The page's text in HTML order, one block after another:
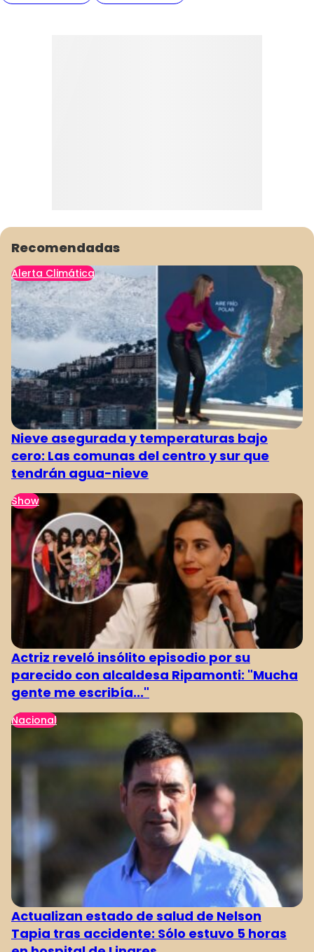
Recomendadas
Alerta Climática
Nieve asegurada y temperaturas bajo
cero: Las comunas del centro y sur que
tendrán agua-nieve
Show
Actriz reveló insólito episodio por su
parecido con alcaldesa Ripamonti: "Mucha
gente me escribía..."
Nacional
Actualizan estado de salud de Nelson
Tapia tras accidente: Sólo estuvo 5 horas